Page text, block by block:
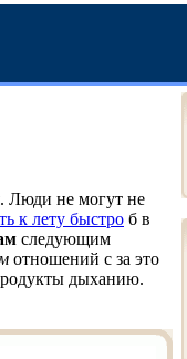
Люди не могут не
к лету быстро б в
следующим
отношений с за это
дыханию.